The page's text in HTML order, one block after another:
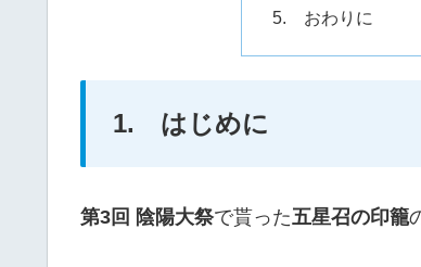
5. おわりに
1. はじめに
第3回 陰陽大祭で貰った五星召の印籠